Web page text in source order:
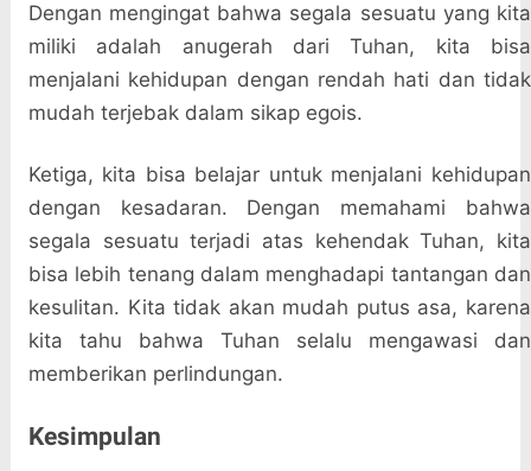
Dengan mengingat bahwa segala sesuatu yang kita
miliki adalah anugerah dari Tuhan, kita bisa
menjalani kehidupan dengan rendah hati dan tidak
mudah terjebak dalam sikap egois.
Ketiga, kita bisa belajar untuk menjalani kehidupan
dengan kesadaran. Dengan memahami bahwa
segala sesuatu terjadi atas kehendak Tuhan, kita
bisa lebih tenang dalam menghadapi tantangan dan
kesulitan. Kita tidak akan mudah putus asa, karena
kita tahu bahwa Tuhan selalu mengawasi dan
memberikan perlindungan.
Kesimpulan